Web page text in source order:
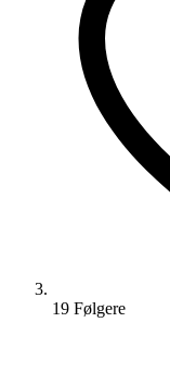
19 Følgere